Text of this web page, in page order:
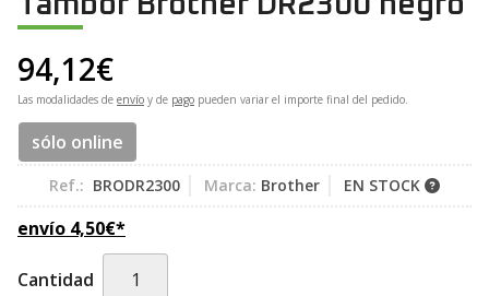
94,12€
Las modalidades de envío y de pago pueden variar el importe final del pedido.
sólo online
Ref.: BRODR2300 Marca: Brother EN STOCK
envío 4,50€*
Cantidad